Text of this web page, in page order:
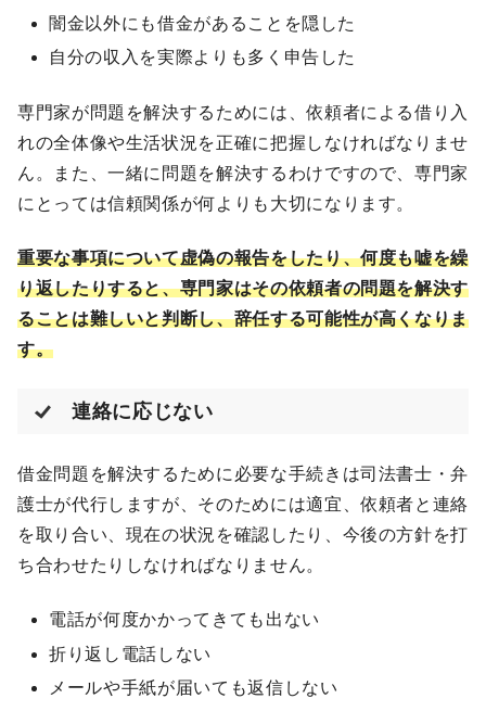
闇金以外にも借金があることを隠した
自分の収入を実際よりも多く申告した
専門家が問題を解決するためには、依頼者による借り入
れの全体像や生活状況を正確に把握しなければなりませ
ん。また、一緒に問題を解決するわけですので、専門家
にとっては信頼関係が何よりも大切になります。
重要な事項について虚偽の報告をしたり、何度も嘘を繰
り返したりすると、専門家はその依頼者の問題を解決す
ることは難しいと判断し、辞任する可能性が高くなりま
す。
連絡に応じない
借金問題を解決するために必要な手続きは司法書士・弁
護士が代行しますが、そのためには適宜、依頼者と連絡
を取り合い、現在の状況を確認したり、今後の方針を打
ち合わせたりしなければなりません。
電話が何度かかってきても出ない
折り返し電話しない
メールや手紙が届いても返信しない